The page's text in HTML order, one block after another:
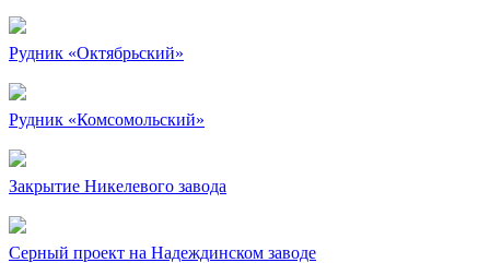
Рудник «Октябрьский»
Рудник «Комсомольский»
Закрытие Никелевого завода
Серный проект на Надеждинском заводе